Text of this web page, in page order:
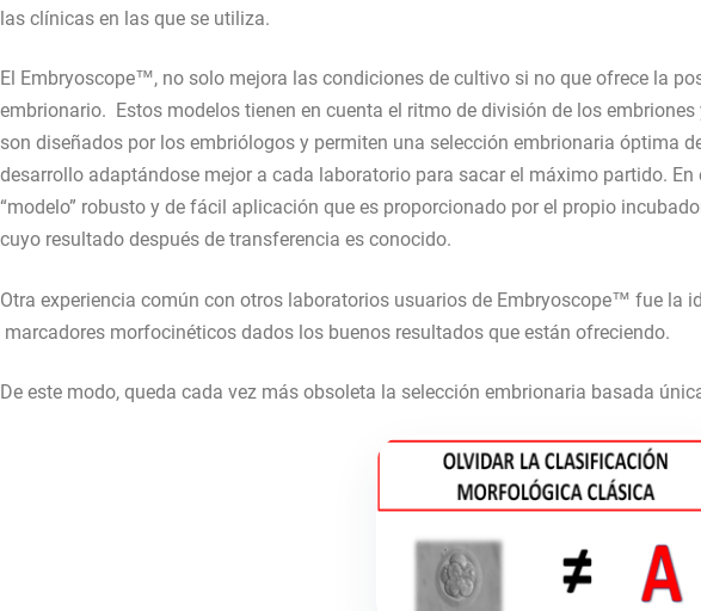
las clínicas en las que se utiliza.
El Embryoscope™, no solo mejora las condiciones de cultivo si no que ofrece la
embrionario. Estos modelos tienen en cuenta el ritmo de división de los
son diseñados por los embriólogos y permiten una selección embrionaria óptima
desarrollo adaptándose mejor a cada laboratorio para sacar el máximo partido. En
“modelo” robusto y de fácil aplicación que es proporcionado por el propio
cuyo resultado después de transferencia es conocido.
Otra experiencia común con otros laboratorios usuarios de Embryoscope™ fue la
marcadores morfocinéticos dados los buenos resultados que están ofreciendo.
De este modo, queda cada vez más obsoleta la selección embrionaria basada